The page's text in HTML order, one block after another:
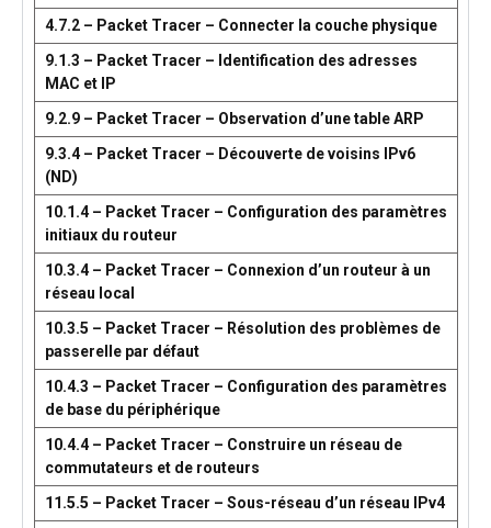
4.7.2 – Packet Tracer – Connecter la couche physique
9.1.3 – Packet Tracer – Identification des adresses
MAC et IP
9.2.9 – Packet Tracer – Observation d’une table ARP
9.3.4 – Packet Tracer – Découverte de voisins IPv6
(ND)
10.1.4 – Packet Tracer – Configuration des paramètres
initiaux du routeur
10.3.4 – Packet Tracer – Connexion d’un routeur à un
réseau local
10.3.5 – Packet Tracer – Résolution des problèmes de
passerelle par défaut
10.4.3 – Packet Tracer – Configuration des paramètres
de base du périphérique
10.4.4 – Packet Tracer – Construire un réseau de
commutateurs et de routeurs
11.5.5 – Packet Tracer – Sous-réseau d’un réseau IPv4